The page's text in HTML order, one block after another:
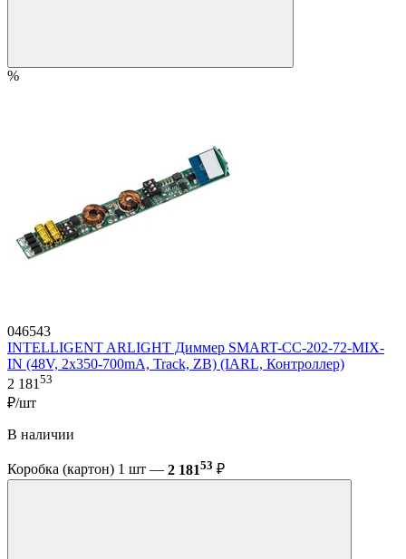
%
046543
INTELLIGENT ARLIGHT Диммер SMART-CC-202-72-MIX-
IN (48V, 2x350-700mA, Track, ZB) (IARL, Контроллер)
2 18153
₽/шт
В наличии
Коробка (картон) 1 шт — 2 18153 ₽